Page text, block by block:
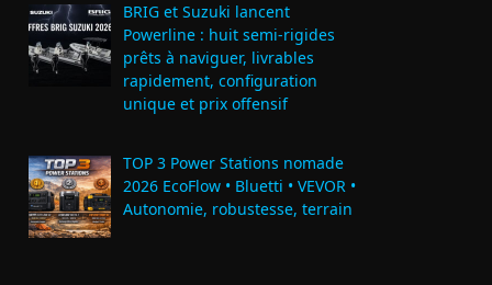
BRIG et Suzuki lancent
Powerline : huit semi‑rigides
prêts à naviguer, livrables
rapidement, configuration
unique et prix offensif
TOP 3 Power Stations nomade
2026 EcoFlow • Bluetti • VEVOR •
Autonomie, robustesse, terrain